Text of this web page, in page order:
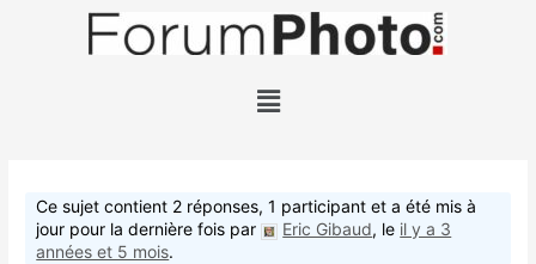
Ce sujet contient 2 réponses, 1 participant et a été mis à
jour pour la dernière fois par
Eric Gibaud, le il y a 3
années et 5 mois.